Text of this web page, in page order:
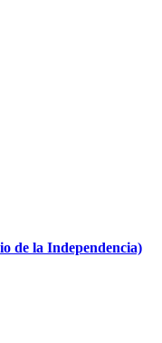
de la Independencia)